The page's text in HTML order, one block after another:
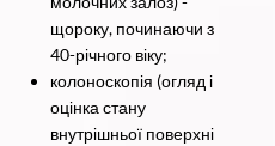
щороку, починаючи з
40-річного віку;
колоноскопія (огляд і
оцінка стану
внутрішньої поверхні